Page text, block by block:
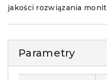
jakości rozwiązania
Parametry